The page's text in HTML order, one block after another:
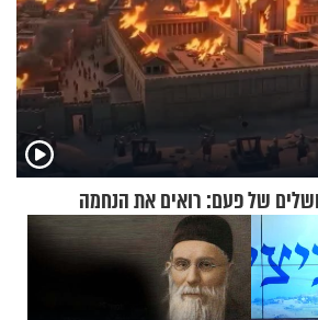
של פעם: רואים את הנחמה